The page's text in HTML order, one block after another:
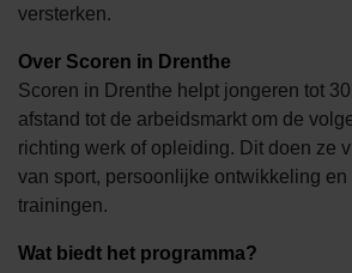
versterken.
Over Scoren in Drenthe
Scoren in Drenthe helpt jongeren tot
afstand tot de arbeidsmarkt om de
richting werk of opleiding. Dit doen ze
van sport, persoonlijke ontwikkeling en
trainingen.
Wat biedt het programma?